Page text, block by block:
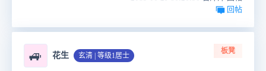
回帖
🚙 花生 玄清 | 等级1居士
板凳